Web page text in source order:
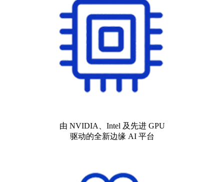
由 NVIDIA、Intel 及先进 GPU
驱动的全新边缘 AI 平台